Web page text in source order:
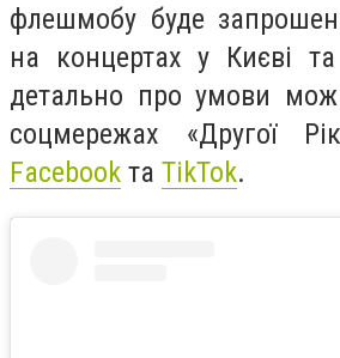
флешмобу буде
на концертах у Києві
детально про умови
соцмережах «Другої
Facebook та TikTok.